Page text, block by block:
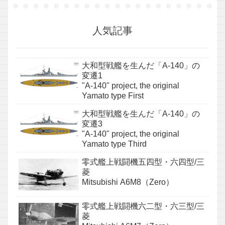
人気記事
大和型戦艦を生んだ「A-140」の
変遷1
"A-140" project, the original
Yamato type First
大和型戦艦を生んだ「A-140」の
変遷3
"A-140" project, the original
Yamato type Third
零式艦上戦闘機五四型・六四型/三
菱
Mitsubishi A6M8（Zero）
零式艦上戦闘機六二型・六三型/三
菱